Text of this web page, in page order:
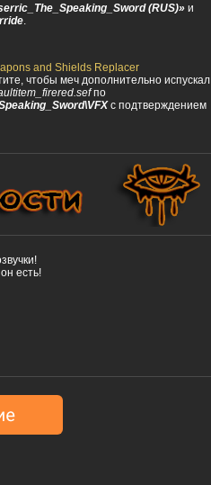
(RUS)» и
.
and Shields Replacer
чтобы меч дополнительно испускал
по
с подтверждением
есть!